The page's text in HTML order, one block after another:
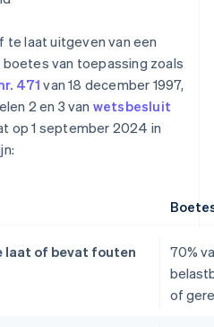
te laat uitgeven van een
van toepassing zoals
471van 18 december 1997,
2 en 3 van wetsbesluit
op 1 september 2024 in
laat of bevat fouten
70%
of